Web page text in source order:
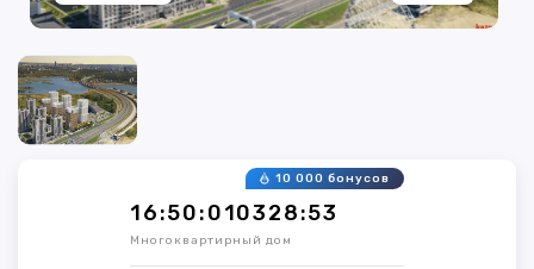
16:50:010328:53
10 000 бонусов
Многоквартирный дом